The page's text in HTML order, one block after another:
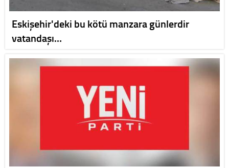
Eskişehir'deki bu kötü manzara günlerdir
vatandaşı…